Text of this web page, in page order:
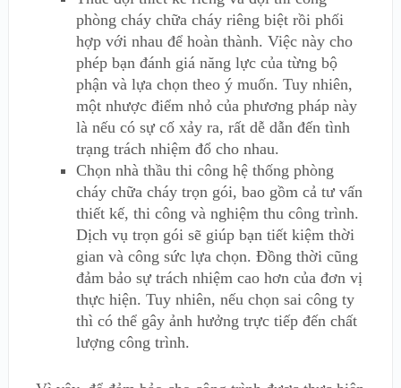
phòng cháy chữa cháy riêng biệt rồi phối
hợp với nhau để hoàn thành. Việc này cho
phép bạn đánh giá năng lực của từng bộ
phận và lựa chọn theo ý muốn. Tuy nhiên,
một nhược điểm nhỏ của phương pháp này
là nếu có sự cố xảy ra, rất dễ dẫn đến tình
trạng trách nhiệm đổ cho nhau.
Chọn nhà thầu thi công hệ thống phòng
cháy chữa cháy trọn gói, bao gồm cả tư vấn
thiết kế, thi công và nghiệm thu công trình.
Dịch vụ trọn gói sẽ giúp bạn tiết kiệm thời
gian và công sức lựa chọn. Đồng thời cũng
đảm bảo sự trách nhiệm cao hơn của đơn vị
thực hiện. Tuy nhiên, nếu chọn sai công ty
thì có thể gây ảnh hưởng trực tiếp đến chất
lượng công trình.